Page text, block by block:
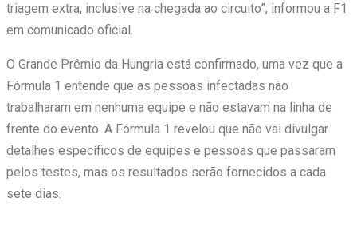
triagem extra, inclusive na chegada ao circuito”, informou a F1
em comunicado oficial.
O Grande Prêmio da Hungria está confirmado, uma vez que a
Fórmula 1 entende que as pessoas infectadas não
trabalharam em nenhuma equipe e não estavam na linha de
frente do evento. A Fórmula 1 revelou que não vai divulgar
detalhes específicos de equipes e pessoas que passaram
pelos testes, mas os resultados serão fornecidos a cada
sete dias.